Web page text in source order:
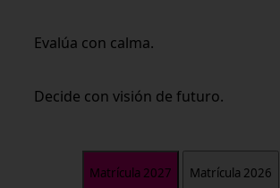
Evalúa con calma.
Decide con visión de futuro.
Matrícula 2027 Matrícula 2026